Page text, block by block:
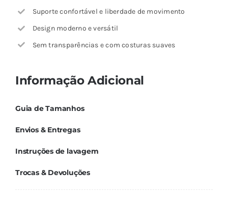
Suporte confortável e liberdade de movimento
Design moderno e versátil
Sem transparências e com costuras suaves
Informação Adicional
Guia de Tamanhos
Envios & Entregas
Instruções de lavagem
Trocas & Devoluções